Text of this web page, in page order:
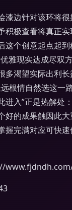
边针对该环将很
积极查看将真正
这个创意起点起
雅现实达成尽双
多渴望实际出利
根情自然选这一
进入”正是热解
好的成果触因此
握完满对应可快